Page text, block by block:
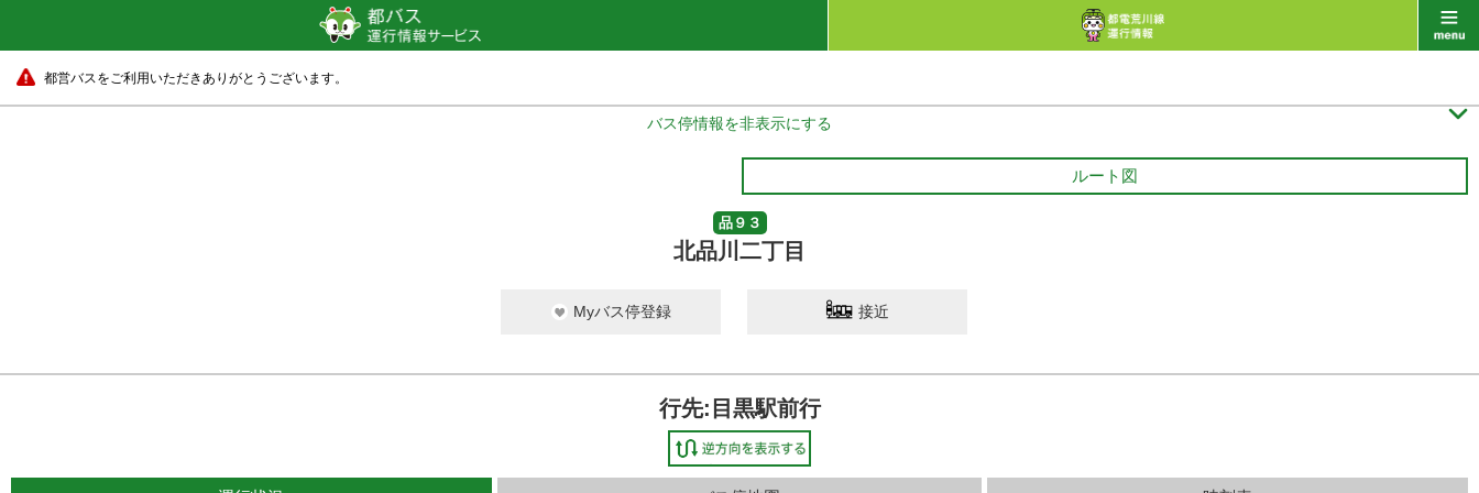
都営バスをご利用いただきありがとうございます。
バス停情報を非表示にする 
ルート図
品９３
北品川二丁目
Myバス停登録 接近
行先:目黒駅前行